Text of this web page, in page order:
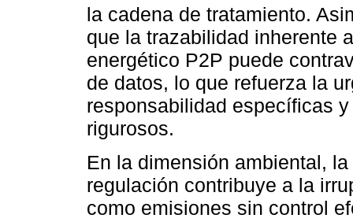
la cadena de tratamiento.
que la trazabilidad inherente
energético P2P puede
de datos, lo que refuerza la
responsabilidad específicas
rigurosos.
En la dimensión ambiental,
regulación contribuye a la
como emisiones sin control